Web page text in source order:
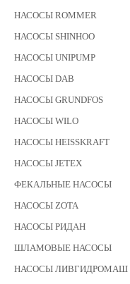
НАСОСЫ ROMMER
НАСОСЫ SHINHOO
НАСОСЫ UNIPUMP
НАСОСЫ DAB
НАСОСЫ GRUNDFOS
НАСОСЫ WILO
НАСОСЫ HEISSKRAFT
НАСОСЫ JETEX
ФЕКАЛЬНЫЕ НАСОСЫ
НАСОСЫ ZOTA
НАСОСЫ РИДАН
ШЛАМОВЫЕ НАСОСЫ
НАСОСЫ ЛИВГИДРОМАШ